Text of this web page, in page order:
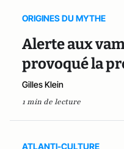
ORIGINES DU MYTHE
Alerte aux
provoqué la
Gilles Klein
1 min de lecture
ATLANTI-CULTURE